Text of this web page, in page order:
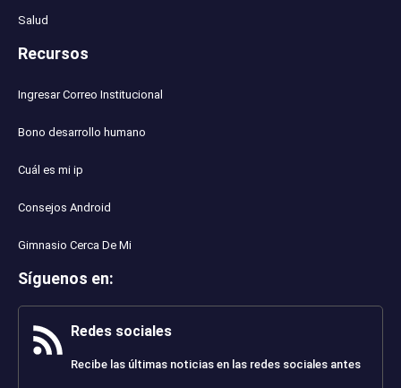
Salud
Recursos
Ingresar Correo Institucional
Bono desarrollo humano
Cuál es mi ip
Consejos Android
Gimnasio Cerca De Mi
Síguenos en:
Redes sociales
Recibe las últimas noticias en las redes sociales antes